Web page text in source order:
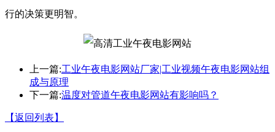
行的决策更明智。
上一篇:工业午夜电影网站厂家|工业视频午夜电影网站组
成与原理
下一篇:温度对管道午夜电影网站有影响吗？
【返回列表】